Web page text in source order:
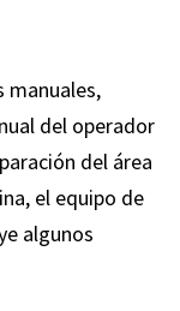
manuales,
del operador
del área
el equipo de
algunos